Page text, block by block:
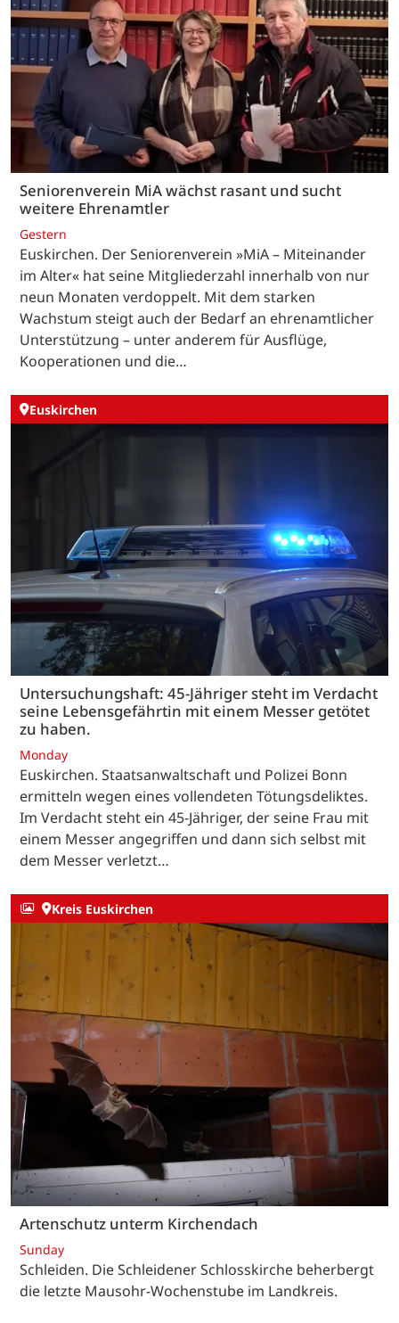
Seniorenverein MiA wächst rasant und sucht
weitere Ehrenamtler
Gestern
Euskirchen. Der Seniorenverein »MiA – Miteinander
im Alter« hat seine Mitgliederzahl innerhalb von nur
neun Monaten verdoppelt. Mit dem starken
Wachstum steigt auch der Bedarf an ehrenamtlicher
Unterstützung – unter anderem für Ausflüge,
Kooperationen und die…
Euskirchen
Untersuchungshaft: 45-Jähriger steht im Verdacht
seine Lebensgefährtin mit einem Messer getötet
zu haben.
Monday
Euskirchen. Staatsanwaltschaft und Polizei Bonn
ermitteln wegen eines vollendeten Tötungsdeliktes.
Im Verdacht steht ein 45-Jähriger, der seine Frau mit
einem Messer angegriffen und dann sich selbst mit
dem Messer verletzt…
Kreis Euskirchen
Artenschutz unterm Kirchendach
Sunday
Schleiden. Die Schleidener Schlosskirche beherbergt
die letzte Mausohr-Wochenstube im Landkreis.